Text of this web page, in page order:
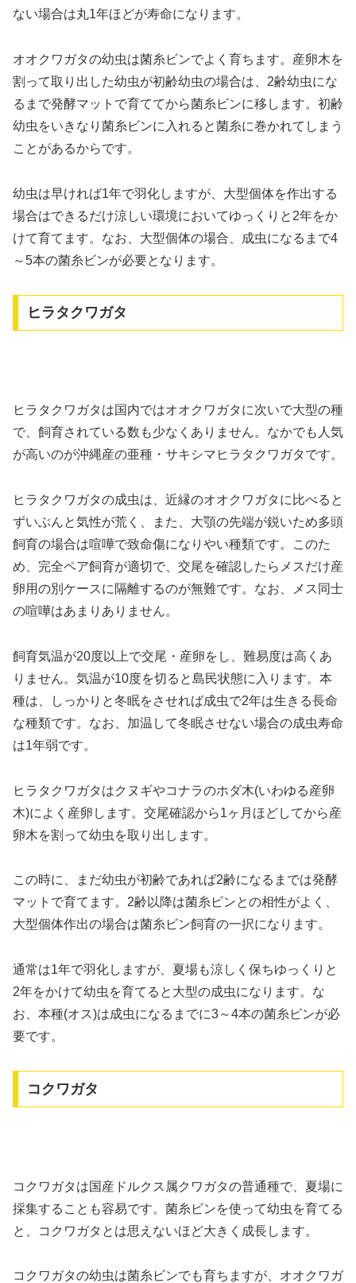
ない場合は丸1年ほどが寿命になります。
オオクワガタの幼虫は菌糸ビンでよく育ちます。産卵木を
割って取り出した幼虫が初齢幼虫の場合は、2齢幼虫にな
るまで発酵マットで育ててから菌糸ビンに移します。初齢
幼虫をいきなり菌糸ビンに入れると菌糸に巻かれてしまう
ことがあるからです。
幼虫は早ければ1年で羽化しますが、大型個体を作出する
場合はできるだけ涼しい環境においてゆっくりと2年をか
けて育てます。なお、大型個体の場合、成虫になるまで4
～5本の菌糸ビンが必要となります。
ヒラタクワガタ
ヒラタクワガタは国内ではオオクワガタに次いで大型の種
で、飼育されている数も少なくありません。なかでも人気
が高いのが沖縄産の亜種・サキシマヒラタクワガタです。
ヒラタクワガタの成虫は、近縁のオオクワガタに比べると
ずいぶんと気性が荒く、また、大顎の先端が鋭いため多頭
飼育の場合は喧嘩で致命傷になりやい種類です。このた
め、完全ペア飼育が適切で、交尾を確認したらメスだけ産
卵用の別ケースに隔離するのが無難です。なお、メス同士
の喧嘩はあまりありません。
飼育気温が20度以上で交尾・産卵をし、難易度は高くあ
りません。気温が10度を切ると島民状態に入ります。本
種は、しっかりと冬眠をさせれば成虫で2年は生きる長命
な種類です。なお、加温して冬眠させない場合の成虫寿命
は1年弱です。
ヒラタクワガタはクヌギやコナラのホダ木(いわゆる産卵
木)によく産卵します。交尾確認から1ヶ月ほどしてから産
卵木を割って幼虫を取り出します。
この時に、まだ幼虫が初齢であれば2齢になるまでは発酵
マットで育てます。2齢以降は菌糸ビンとの相性がよく、
大型個体作出の場合は菌糸ビン飼育の一択になります。
通常は1年で羽化しますが、夏場も涼しく保ちゆっくりと
2年をかけて幼虫を育てると大型の成虫になります。な
お、本種(オス)は成虫になるまでに3～4本の菌糸ビンが必
要です。
コクワガタ
コクワガタは国産ドルクス属クワガタの普通種で、夏場に
採集することも容易です。菌糸ビンを使って幼虫を育てる
と、コクワガタとは思えないほど大きく成長します。
コクワガタの幼虫は菌糸ビンでも育ちますが、オオクワガ